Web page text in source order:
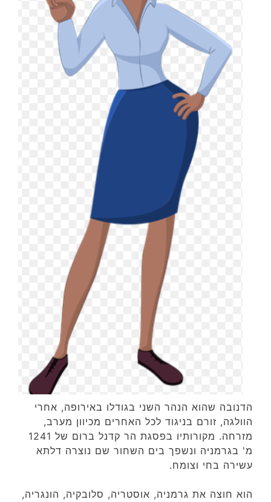
הדנובה שהוא הנהר השני בגודלו באירופה, אחרי
הוולגה, זורם בניגוד לכל האחרים מכיוון מערב,
מזרחה. מקורותיו בפסגת הר קדנל ברום של 1241
מ' בגרמניה ונשפך בים השחור שם נוצרה דלתא
עשירה בחי וצומח.
הוא חוצה את גרמניה, אוסטריה, סלובקיה, הונגריה,